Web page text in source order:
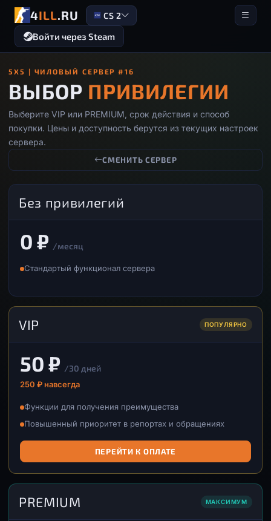
4ILL.RU CS 2
Войти через Steam
5X5 | ЧИЛОВЫЙ СЕРВЕР #16
ВЫБОР ПРИВИЛЕГИИ
Выберите VIP или PREMIUM, срок действия и способ
покупки. Цены и доступность берутся из текущих настроек
сервера.
СМЕНИТЬ СЕРВЕР
Без привилегий
0 ₽ /месяц
Стандартый функционал сервера
VIP ПОПУЛЯРНО
50 ₽ /30 дней
250 ₽ навсегда
Функции для получения преимущества
Повышенный приоритет в репортах и обращениях
ПЕРЕЙТИ К ОПЛАТЕ
PREMIUM МАКСИМУМ